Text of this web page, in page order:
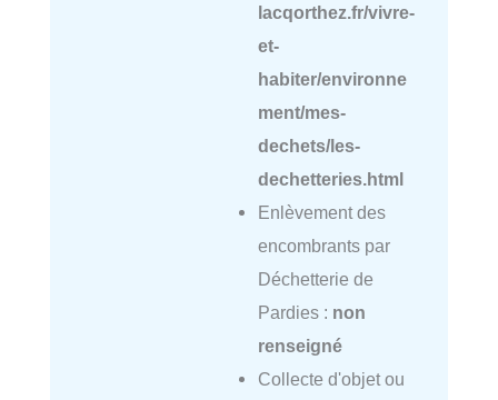
lacqorthez.fr/vivre-
et-
habiter/environne
ment/mes-
dechets/les-
dechetteries.html
Enlèvement des
encombrants par
Déchetterie de
Pardies : non
renseigné
Collecte d'objet ou